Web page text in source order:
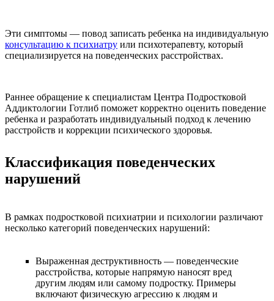
Эти симптомы — повод записать ребенка на индивидуальную
консультацию к психиатру или психотерапевту, который
специализируется на поведенческих расстройствах.
Раннее обращение к специалистам Центра Подростковой
Аддиктологии Готлиб поможет корректно оценить поведение
ребенка и разработать индивидуальный подход к лечению
расстройств и коррекции психического здоровья.
Классификация поведенческих
нарушений
В рамках подростковой психиатрии и психологии различают
несколько категорий поведенческих нарушений:
Выраженная деструктивность — поведенческие
расстройства, которые напрямую наносят вред
другим людям или самому подростку. Примеры
включают физическую агрессию к людям и